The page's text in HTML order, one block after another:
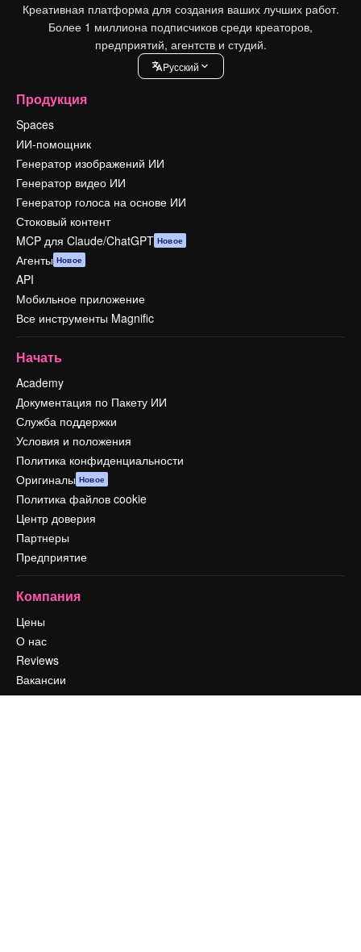
Креативная платформа для создания ваших лучших работ.
Более 1 миллиона подписчиков среди креаторов,
предприятий, агентств и студий.
Pусский
Продукция
Spaces
ИИ-помощник
Генератор изображений ИИ
Генератор видео ИИ
Генератор голоса на основе ИИ
Стоковый контент
MCP для Claude/ChatGPT Новое
Агенты Новое
API
Мобильное приложение
Все инструменты Magnific
Начать
Academy
Документация по Пакету ИИ
Служба поддержки
Условия и положения
Политика конфиденциальности
Оригиналы Новое
Политика файлов cookie
Центр доверия
Партнеры
Предприятие
Компания
Цены
О нас
Reviews
Вакансии
Поиск тенденций